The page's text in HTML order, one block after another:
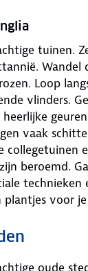
tuinen.
Wandel
Loop
vlinders.
vaak
collegetuinen
beroemd.
technieken
plantjes voor
oude